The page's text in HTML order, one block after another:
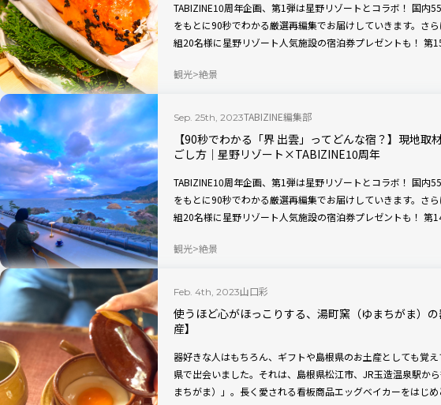
TABIZINE10周年企画、第1弾は星野リゾートとコラボ！ 国内
をもとに90秒でわかる厳選再編集でお届けしていきます。さ
組20名様に星野リゾート人気施設の宿泊券プレゼントも！ 第
観光 絶景
Sep. 25th, 2023TABIZINE編集部
【90秒でわかる「界 出雲」ってどんな宿？】現地取
ごし方｜星野リゾート×TABIZINE10周年
TABIZINE10周年企画、第1弾は星野リゾートとコラボ！ 国内
をもとに90秒でわかる厳選再編集でお届けしていきます。さ
組20名様に星野リゾート人気施設の宿泊券プレゼントも！ 第
観光 絶景
Feb. 4th, 2023山口彩
使うほど心がほっこりする、湯町窯（ゆまちがま）
産】
器好きな人はもちろん、ギフトや島根県のお土産としても覚
県で出会いました。それは、島根県松江市、JR玉造温泉駅か
まちがま）」。長く愛される看板商品エッグベイカーをはじ